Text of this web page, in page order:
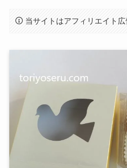
当サイトはアフィリエイト広